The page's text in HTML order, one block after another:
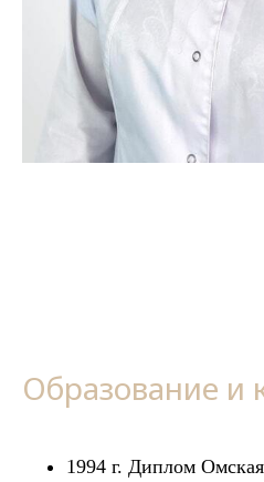
Образование и
1994 г. Диплом Омская